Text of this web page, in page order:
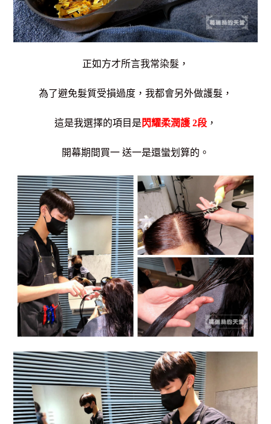
正如方才所言我常染髮，
為了避免髮質受損過度，我都會另外做護髮，
這是我選擇的項目是 閃耀柔潤護 2段 ，
開幕期間買一 送一是還蠻划算的。